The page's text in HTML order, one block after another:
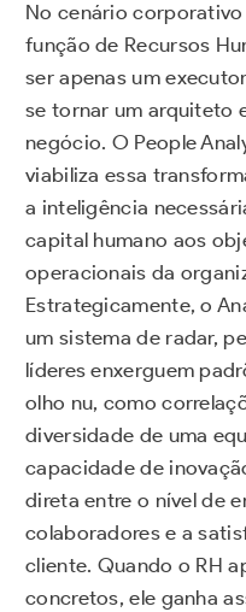
No cenário
função de Recursos
ser apenas um
se tornar um arquiteto
negócio. O People
viabiliza essa
a inteligência
capital humano aos
operacionais da
Estrategicamente, o
um sistema de radar,
líderes enxerguem
olho nu, como
diversidade de uma
capacidade de
direta entre o nível de
colaboradores e a
cliente. Quando o RH
concretos, ele ganha